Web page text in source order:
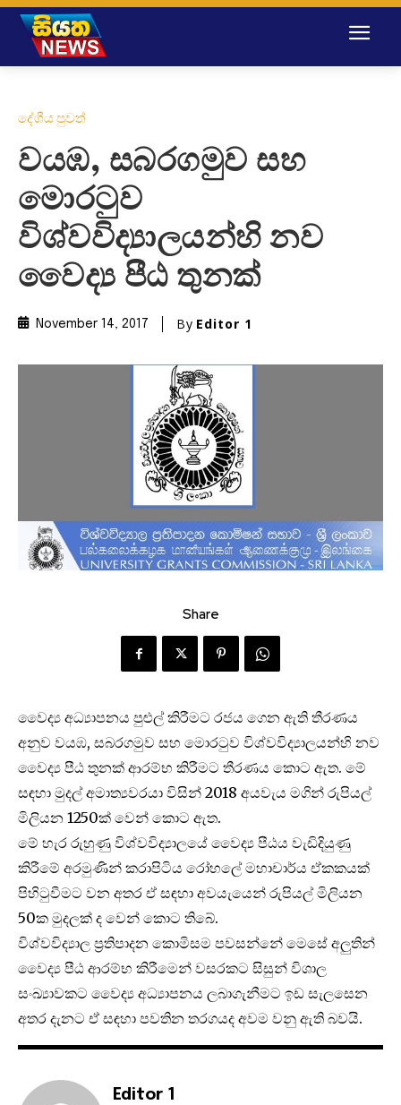
දේශීය පුවත්
වයඹ, සබරගමුව සහ
මොරටුව
විශ්වවිද්‍යාලයන්හි නව
වෛද්‍ය පීඨ තුනක්
November 14, 2017 By Editor 1
Share
වෛද්‍ය අධ්‍යාපනය පුළුල් කිරීමට රජය ගෙන ඇති තීරණය
අනුව වයඹ, සබරගමුව සහ මොරටුව විශ්වවිද්‍යාලයන්හි නව
වෛද්‍ය පීඨ තුනක් ආරම්භ කිරීමට තීරණය කොට ඇත. මේ
සඳහා මුදල් අමාත්‍යවරයා විසින් 2018 අයවැය මගින් රුපියල්
මිලියන 1250ක් වෙන් කොට ඇත.
මේ හැර රුහුණු විශ්වවිද්‍යාලයේ වෛද්‍ය පීඨය වැඩිදියුණු
කිරීමේ අරමුණින් කරාපිටිය රෝහලේ මහාචාර්ය ඒකකයක්
පිහිටුවීමට වන අතර ඒ සඳහා අවයැයෙන් රුපියල් මිලියන
50ක මුදලක් ද වෙන් කොට තිබේ.
විශ්වවිද්‍යාල ප්‍රතිපාදන කොමිසම පවසන්නේ මෙසේ අලුතින්
වෛද්‍ය පීඨ ආරම්භ කිරීමෙන් වසරකට සිසුන් විශාල
සංඛ්‍යාවකට වෛද්‍ය අධ්‍යාපනය ලබාගැනීමට ඉඩ සැලසෙන
අතර දැනට ඒ සඳහා පවතින තරගයද අවම වනු ඇති බවයි.
Editor 1